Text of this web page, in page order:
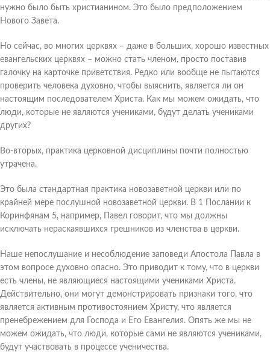
нужно было быть христианином. Это было предположением
Нового Завета.
Но сейчас, во многих церквях – даже в больших, хорошо известных
евангельских церквях – можно стать членом, просто поставив
галочку на карточке приветствия. Редко или вообще не пытаются
проверить человека духовно, чтобы выяснить, является ли он
настоящим последователем Христа. Как мы можем ожидать, что
люди, которые не являются учениками, будут делать учениками
других?
Во-вторых, практика церковной дисциплины почти полностью
утрачена.
Это была стандартная практика новозаветной церкви или по
крайней мере послушной новозаветной церкви. В 1 Послании к
Коринфянам 5, например, Павел говорит, что мы должны
исключать нераскаявшихся грешников из членства в церкви.
Наше непослушание и несоблюдение заповеди Апостола Павла в
этом вопросе духовно опасно. Это приводит к тому, что в церкви
есть члены, не являющиеся настоящими учениками Христа.
Действительно, они могут демонстрировать признаки того, что
является активным противостоянием Христу, что является
пренебрежением для Господа и Его Евангелия. Опять же мы не
можем ожидать, что люди, которые сами не являются учениками,
будут участвовать в процессе ученичества.